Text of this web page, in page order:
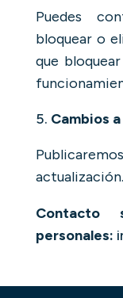
Puedes
bloquear o
que
Cambios
actualización.
Contacto
personales: